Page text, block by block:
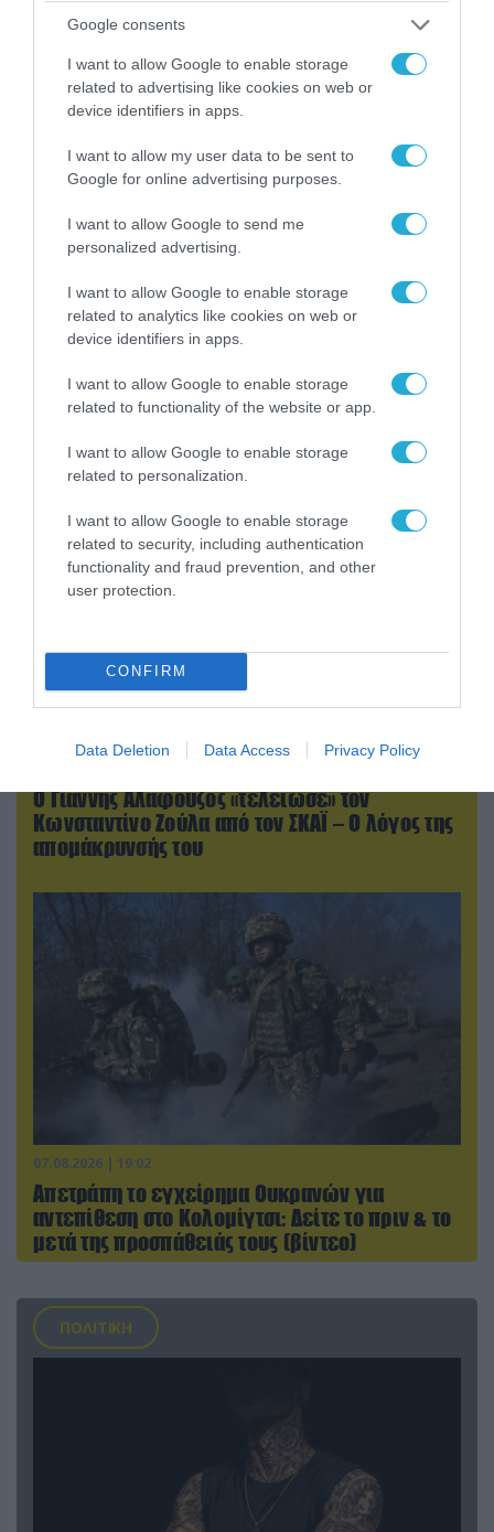
Google consents
I want to allow Google to enable storage
related to advertising like cookies on web or
device identifiers in apps.
I want to allow my user data to be sent to
Google for online advertising purposes.
I want to allow Google to send me
personalized advertising.
I want to allow Google to enable storage
related to analytics like cookies on web or
device identifiers in apps.
I want to allow Google to enable storage
related to functionality of the website or app.
I want to allow Google to enable storage
related to personalization.
I want to allow Google to enable storage
related to security, including authentication
functionality and fraud prevention, and other
user protection.
CONFIRM
Data Deletion Data Access Privacy Policy
Οι ρωσικές δυνάμεις απέχουν μόλις 5 χλμ.
από Σλαβιάνσκ και Κραματόρσκ στο Ντονέτσκ
«Κεραυνοί» της ρωσικής Βοστόκ κατέκαψαν
Αμερικανούς μισθοφόρους – Δείτε βίντεο
Ο Γιάννης Αλαφούζος «τέλειωσε» τον
Κωνσταντίνο Ζούλα από τον ΣΚΑΪ – Ο λόγος της
απομάκρυνσής του
07.08.2026 | 19:02
Απετράπη το εγχείρημα Ουκρανών για
αντεπίθεση στο Κολομίγτσι: Δείτε το πριν & το
μετά της προσπάθειάς τους (βίντεο)
ΠΟΛΙΤΙΚΗ